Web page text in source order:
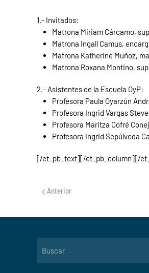
1.- Invitados:
Matrona Miriam Cárcamo,
Matrona Ingall Camus,
Matrona Katherine Muñoz,
Matrona Roxana Montino,
2.- Asistentes de la Escuela OyP:
Profesora Paula Oyarzún
Profesora Ingrid Vargas
Profesora Maritza Cofré
Profesora Ingrid Sepúlveda
[/et_pb_text][/et_pb_column][/
Anterior